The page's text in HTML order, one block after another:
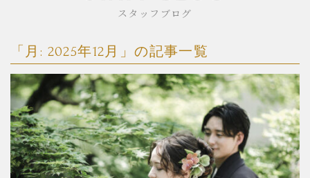
スタッフブログ
「月: 2025年12月 」の記事一覧